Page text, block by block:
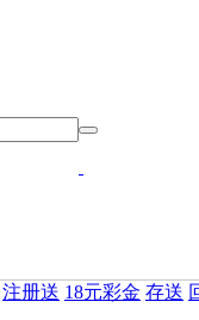
注册送 18元彩金 存送